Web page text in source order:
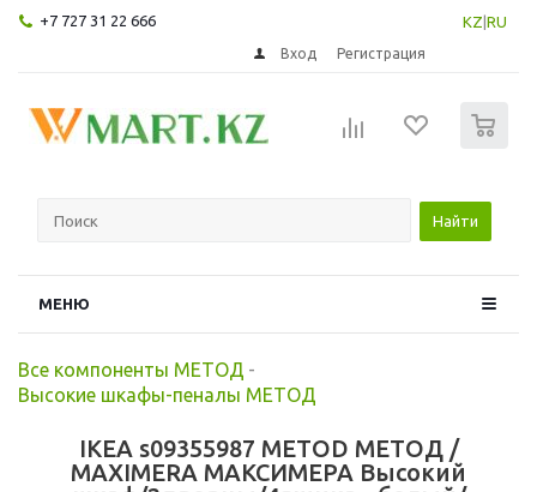
+7 727 31 22 666 KZ RU
Вход Регистрация
Найти
МЕНЮ
Все компоненты МЕТОД -
Высокие шкафы-пеналы МЕТОД
IKEA s09355987 METOD МЕТОД /
MAXIMERA МАКСИМЕРА Высокий